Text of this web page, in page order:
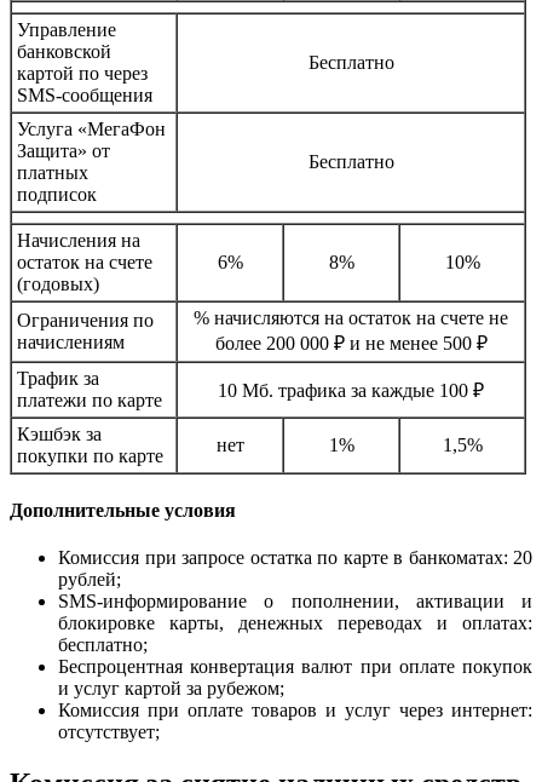
Управление
банковской
картой по через
SMS-сообщения
Бесплатно
Услуга «МегаФон
Защита» от
платных
подписок
Бесплатно
Начисления на
остаток на счете
(годовых)
6% 8% 10%
Ограничения по
начислениям
% начисляются на остаток на счете не
более 200 000 ₽ и не менее 500 ₽
Трафик за
платежи по карте
10 Мб. трафика за каждые 100 ₽
Кэшбэк за
покупки по карте
нет 1% 1,5%
Дополнительные условия
Комиссия при запросе остатка по карте в банкоматах: 20
рублей;
SMS-информирование о пополнении, активации и
блокировке карты, денежных переводах и оплатах:
бесплатно;
Беспроцентная конвертация валют при оплате покупок
и услуг картой за рубежом;
Комиссия при оплате товаров и услуг через интернет:
отсутствует;